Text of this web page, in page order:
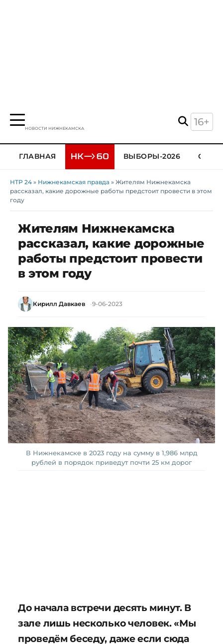
НОВОСТИ НИЖНЕКАМСКА
16+
ГЛАВНАЯ ВЫБОРЫ-2026
НТР 24 » Нижнекамская правда » Жителям Нижнекамска
рассказал, какие дорожные работы предстоит провести в этом
году
Жителям Нижнекамска
рассказал, какие дорожные
работы предстоит провести
в этом году
Кирилл Давкаев 9-06-2023
В Нижнекамске в 2023 году на сумму в 1,986 млрд
рублей в порядок приведут почти 25 км дорог
До начала встречи десять минут. В
зале лишь несколько человек. «Мы
проведём беседу, даже если сюда